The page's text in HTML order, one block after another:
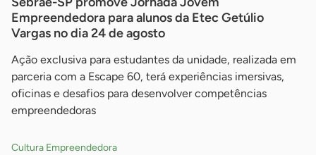
Empreendedora para alunos da Etec Getúlio
Vargas no dia 24 de agosto
Ação exclusiva para estudantes da unidade, realizada em
parceria com a Escape 60, terá experiências imersivas,
oficinas e desafios para desenvolver competências
empreendedoras
Cultura Empreendedora